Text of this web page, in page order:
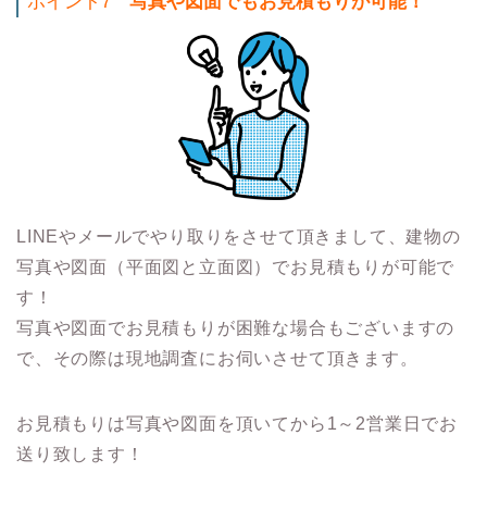
LINEやメールでやり取りをさせて頂きまして、建物の
写真や図面（平面図と立面図）でお見積もりが可能で
す！
写真や図面でお見積もりが困難な場合もございますの
で、その際は現地調査にお伺いさせて頂きます。
お見積もりは写真や図面を頂いてから1～2営業日でお
送り致します！